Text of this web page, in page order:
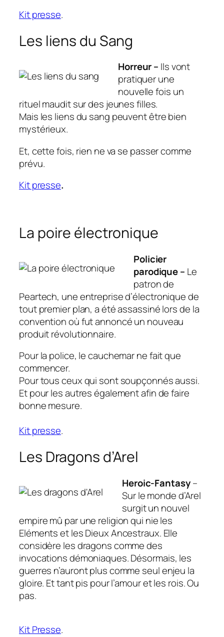
Kit presse.
Les liens du Sang
Horreur – Ils vont
pratiquer une
nouvelle fois un
rituel maudit sur des jeunes filles.
Mais les liens du sang peuvent être bien
mystérieux.
Et, cette fois, rien ne va se passer comme
prévu.
Kit presse.
La poire électronique
Policier
parodique – Le
patron de
Peartech, une entreprise d’électronique de
tout premier plan, a été assassiné lors de la
convention où fut annoncé un nouveau
produit révolutionnaire.
Pour la police, le cauchemar ne fait que
commencer.
Pour tous ceux qui sont soupçonnés aussi.
Et pour les autres également afin de faire
bonne mesure.
Kit presse.
Les Dragons d’Arel
Heroic-Fantasy–
Sur le monde d’Arel
surgit un nouvel
empire mû par une religion qui nie les
Eléments et les Dieux Ancestraux. Elle
considère les dragons comme des
invocations démoniaques. Désormais, les
guerres n’auront plus comme seul enjeu la
gloire. Et tant pis pour l’amour et les rois. Ou
pas.
Kit Presse.